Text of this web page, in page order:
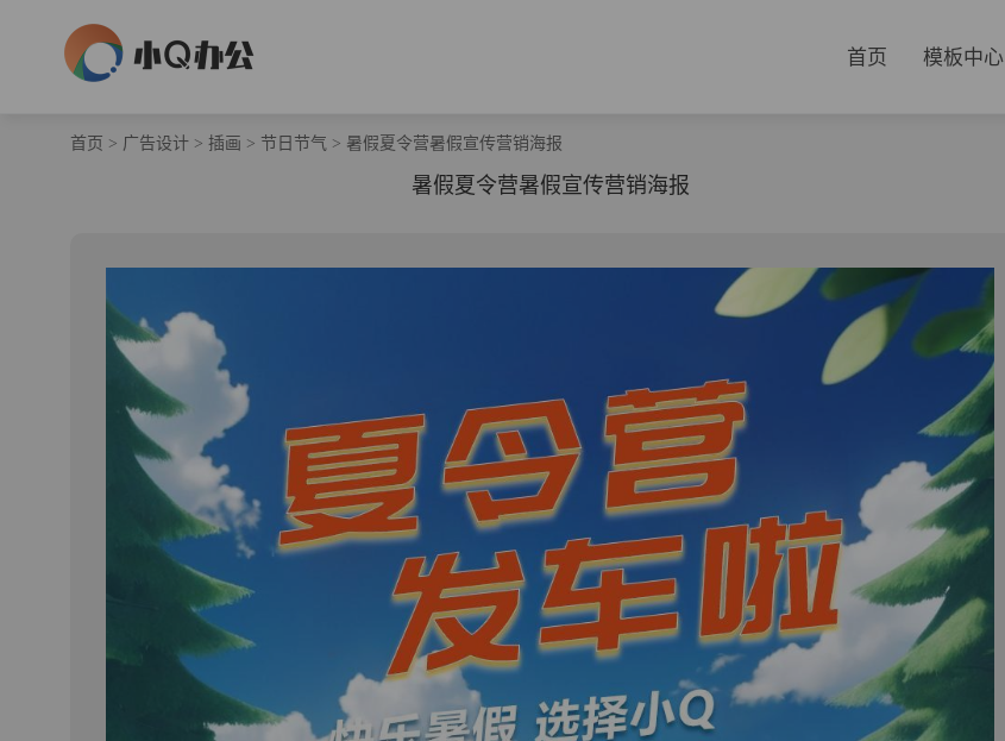
首页 模板中心
首页 > 广告设计 > 插画 > 节日节气 > 暑假夏令营暑假宣传营销海报
暑假夏令营暑假宣传营销海报